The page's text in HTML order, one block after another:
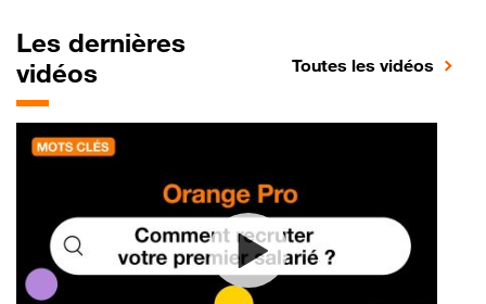
Les dernières
vidéos
Toutes les vidéos